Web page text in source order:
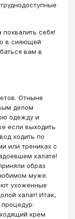
себя!
в сияющей
вам в
Отныне
делом
одежду и
если выходить
ходить по
или трениках с
халате!
образ
муже.
ухоженные
халат! Итак,
крем